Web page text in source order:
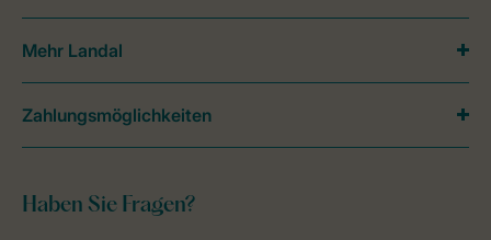
Haben Sie Fragen?
Mehr Landal
Zahlungsmöglichkeiten